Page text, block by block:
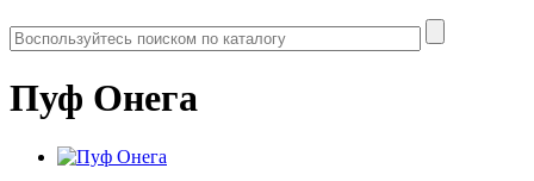
Пуф Онега